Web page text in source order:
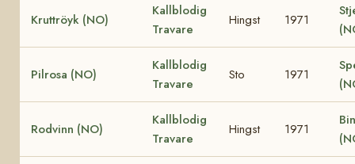
Kruttröyk (NO)
Kallblodig
Travare
Hingst 1971
Pilrosa (NO)
Kallblodig
Travare
Sto 1971
Rodvinn (NO)
Kallblodig
Travare
Hingst 1971